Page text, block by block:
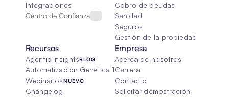
Integraciones
Centro de Confianza
Cobro de deudas
Sanidad
Seguros
Gestión de la propiedad
Recursos
Agentic InsightsBLOG
Automatización Genética 101
WebinariosNUEVO
Changelog
Empresa
Acerca de nosotros
Carrera
Contacto
Solicitar demostración